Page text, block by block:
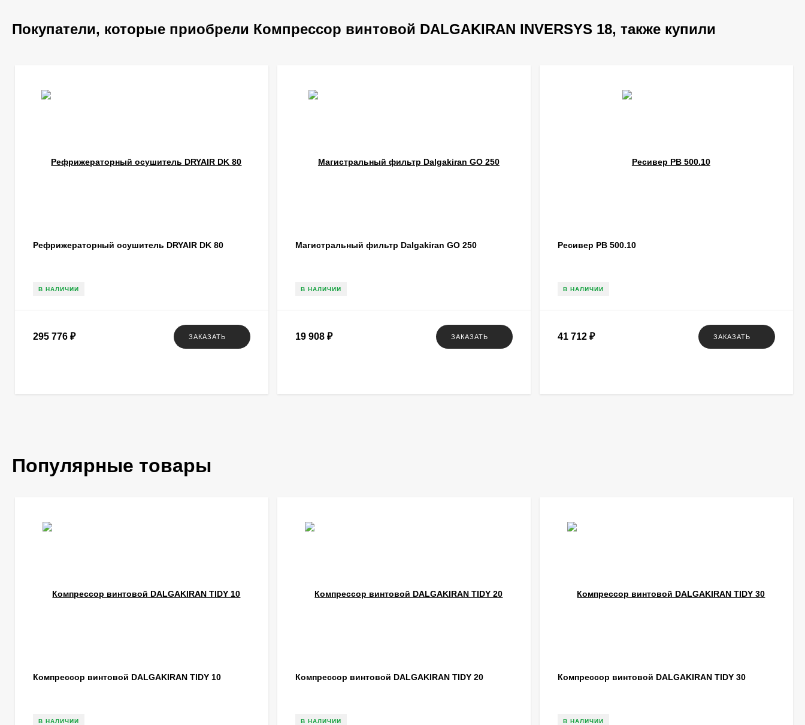
Покупатели, которые приобрели Компрессор винтовой DALGAKIRAN INVERSYS 18, также купили
Рефрижераторный осушитель DRYAIR DK 80
В НАЛИЧИИ
295 776 ₽ ЗАКАЗАТЬ
Магистральный фильтр Dalgakiran GO 250
В НАЛИЧИИ
19 908 ₽ ЗАКАЗАТЬ
Ресивер РВ 500.10
В НАЛИЧИИ
41 712 ₽ ЗАКАЗАТЬ
Популярные товары
Компрессор винтовой DALGAKIRAN TIDY 10
В НАЛИЧИИ
Компрессор винтовой DALGAKIRAN TIDY 20
В НАЛИЧИИ
Компрессор винтовой DALGAKIRAN TIDY 30
В НАЛИЧИИ